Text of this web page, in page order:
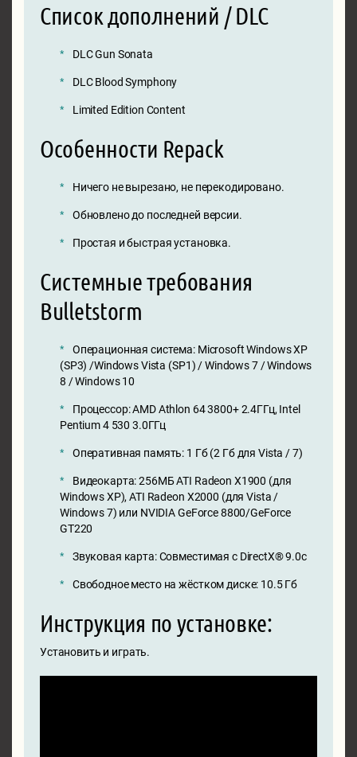
Список дополнений / DLC
DLC Gun Sonata
DLC Blood Symphony
Limited Edition Content
Особенности Repack
Ничего не вырезано, не перекодировано.
Обновлено до последней версии.
Простая и быстрая установка.
Системные требования
Bulletstorm
Операционная система: Microsoft Windows XP
(SP3) /Windows Vista (SP1) / Windows 7 / Windows
8 / Windows 10
Процессор: AMD Athlon 64 3800+ 2.4ГГц, Intel
Pentium 4 530 3.0ГГц
Оперативная память: 1 Гб (2 Гб для Vista / 7)
Видеокарта: 256МБ ATI Radeon X1900 (для
Windows XP), ATI Radeon X2000 (для Vista /
Windows 7) или NVIDIA GeForce 8800/GeForce
GT220
Звуковая карта: Совместимая с DirectX® 9.0с
Свободное место на жёстком диске: 10.5 Гб
Инструкция по установке:
Установить и играть.